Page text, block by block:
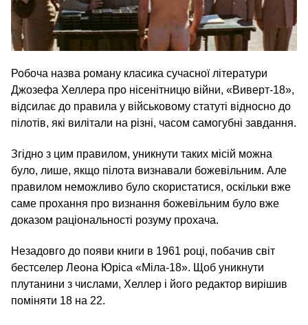
Робоча назва роману класика сучасної літератури
Джозефа Хеллера про нісенітницю війни, «Виверт-18»,
відсилає до правила у військовому статуті відносно до
пілотів, які вилітали на різні, часом самогубні завдання.
Згідно з цим правилом, уникнути таких місій можна
було, лише, якщо пілота визнавали божевільним. Але
правилом неможливо було скористатися, оскільки вже
саме прохання про визнання божевільним було вже
доказом раціональності розуму прохача.
Незадовго до появи книги в 1961 році, побачив світ
бестселер Леона Юріса «Міла-18». Щоб уникнути
плутанини з числами, Хеллер і його редактор вирішив
поміняти 18 на 22.